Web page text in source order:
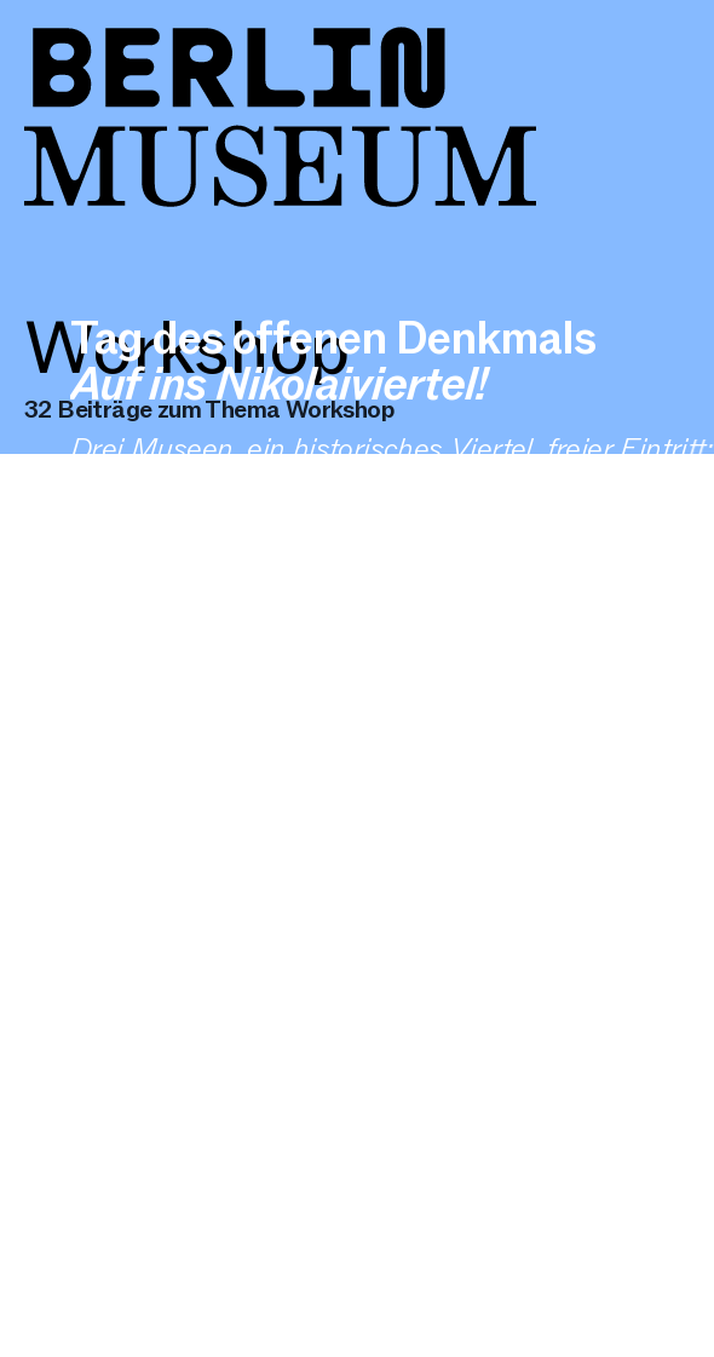
Workshop
32 Beiträge zum Thema Workshop
Tag des offenen Denkmals
Auf ins Nikolaiviertel!
Drei Museen, ein historisches Viertel, freier Eintritt: